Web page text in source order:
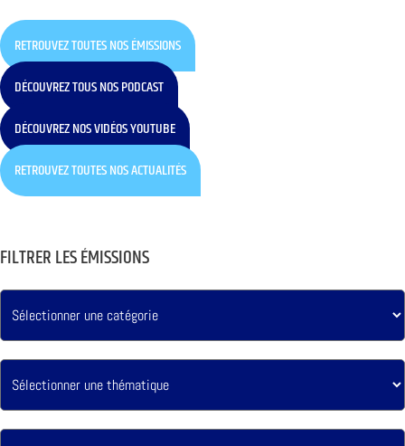
RETROUVEZ TOUTES NOS ÉMISSIONS
DÉCOUVREZ TOUS NOS PODCAST
DÉCOUVREZ NOS VIDÉOS YOUTUBE
RETROUVEZ TOUTES NOS ACTUALITÉS
FILTRER LES ÉMISSIONS